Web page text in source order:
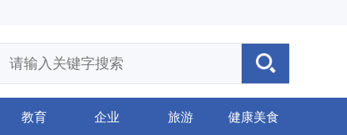
教育 企业 旅游 健康美食